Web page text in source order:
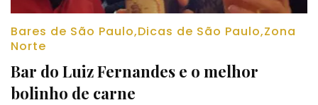
Bares de São Paulo,Dicas de São Paulo,Zona
Norte
Bar do Luiz Fernandes e o melhor
bolinho de carne